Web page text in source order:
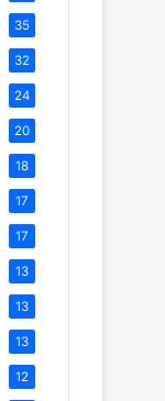
35
32
24
20
18
17
17
13
13
13
12